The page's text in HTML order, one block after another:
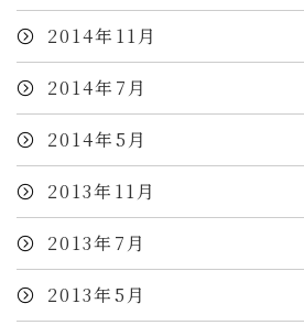
2014年11月
2014年7月
2014年5月
2013年11月
2013年7月
2013年5月